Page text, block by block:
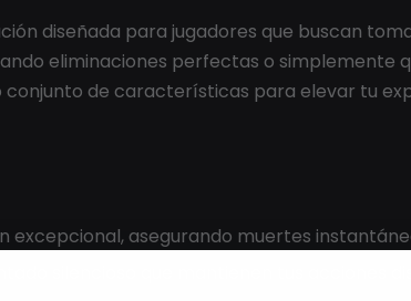
diseñada para jugadores que buscan
eliminaciones perfectas o simplemente
de características para elevar tu
excepcional, asegurando muertes
silencioso que mantienen tus acciones